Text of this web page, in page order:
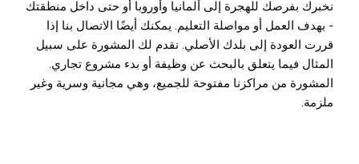
نخبرك بفرصك للهجرة إلى ألمانيا وأوروبا أو حتى داخل منطقتك
- بهدف العمل أو مواصلة التعليم. يمكنك أيضًا الاتصال بنا إذا
قررت العودة إلى بلدك الأصلي. نقدم لك المشورة على سبيل
المثال فيما يتعلق بالبحث عن وظيفة أو بدء مشروع تجاري.
المشورة من مراكزنا مفتوحة للجميع، وهي مجانية وسرية وغير
ملزمة.